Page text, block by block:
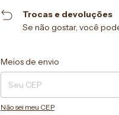
Trocas e devoluções
Se não gostar, você
Entregas para o CEP:
Meios de envio
Não sei meu CEP